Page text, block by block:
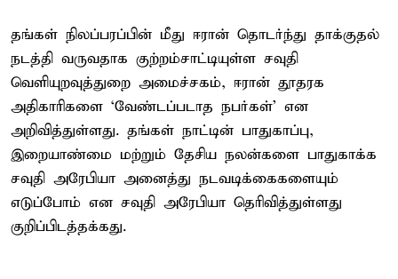
தங்கள் நிலப்பரப்பின் மீது ஈரான் தொடர்ந்து தாக்குதல்
நடத்தி வருவதாக குற்றம்சாட்டியுள்ள சவுதி
வெளியுறவுத்துறை அமைச்சகம், ஈரான் தூதரக
அதிகாரிகளை ‘வேண்டப்படாத நபர்கள்’ என
அறிவித்துள்ளது. தங்கள் நாட்டின் பாதுகாப்பு,
இறையாண்மை மற்றும் தேசிய நலன்களை பாதுகாக்க
சவுதி அரேபியா அனைத்து நடவடிக்கைகளையும்
எடுப்போம் என சவுதி அரேபியா தெரிவித்துள்ளது
குறிப்பிடத்தக்கது.